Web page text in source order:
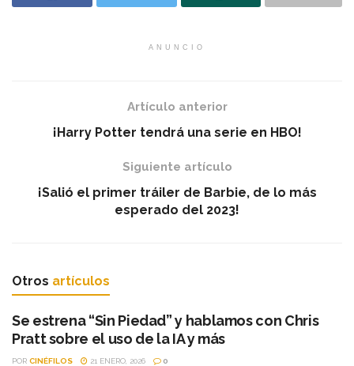
ANUNCIO
Artículo anterior
¡Harry Potter tendrá una serie en HBO!
Siguiente artículo
¡Salió el primer tráiler de Barbie, de lo más
esperado del 2023!
Otros artículos
Se estrena “Sin Piedad” y hablamos con Chris
Pratt sobre el uso de la IA y más
POR CINÉFILOS 21 ENERO, 2026 0